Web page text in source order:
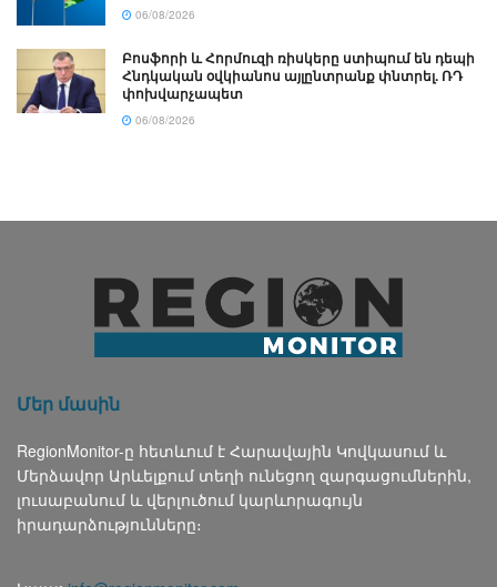
06/08/2026
Բոսֆորի և Հորմուզի ռիսկերը ստիպում են դեպի
Հնդկական օվկիանոս այլընտրանք փնտրել. ՌԴ
փոխվարչապետ
06/08/2026
Մեր մասին
RegionMonitor-ը հետևում է Հարավային Կովկասում և
Մերձավոր Արևելքում տեղի ունեցող զարգացումներին,
լուսաբանում և վերլուծում կարևորագույն
իրադարձությունները։